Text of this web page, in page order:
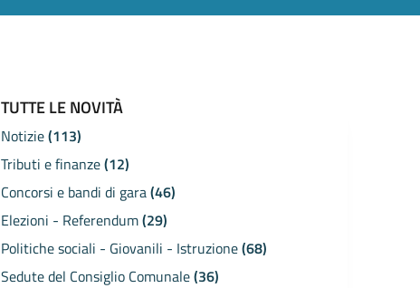
TUTTE LE NOVITÀ
Notizie(113)
Tributi e finanze(12)
Concorsi e bandi di gara(46)
Elezioni - Referendum(29)
Politiche sociali - Giovanili - Istruzione(68)
Sedute del Consiglio Comunale(36)